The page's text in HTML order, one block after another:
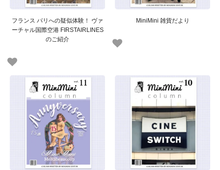
フランス パリへの疑似体験！ ヴァ
ーチャル国際空港 FIRSTAIRLINES
のご紹介
MiniMini 雑貨だより